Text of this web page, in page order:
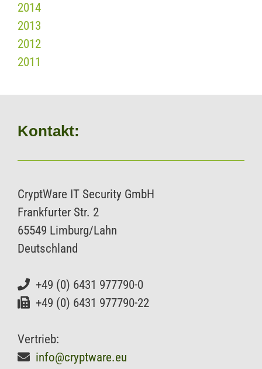
2014
2013
2012
2011
Kontakt:
CryptWare IT Security GmbH
Frankfurter Str. 2
65549 Limburg/Lahn
Deutschland
+49 (0) 6431 977790-0
+49 (0) 6431 977790-22
Vertrieb:
info@cryptware.eu